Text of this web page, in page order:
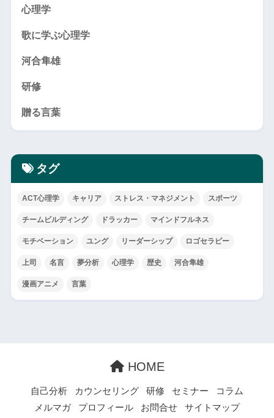
心理学
歌に学ぶ心理学
河合隼雄
研修
贈る言葉
タグ
ACT心理学 キャリア ストレス・マネジメント スポーツ
チームビルディング ドラッカー マインドフルネス
モチベーション ユング リーダーシップ ロゴセラピー
上司 名言 夢分析 心理学 歴史 河合隼雄
漫画アニメ 言葉
HOME
自己分析 カウンセリング 研修 セミナー
コラム
メルマガ
プロフィール お問合せ サイトマップ